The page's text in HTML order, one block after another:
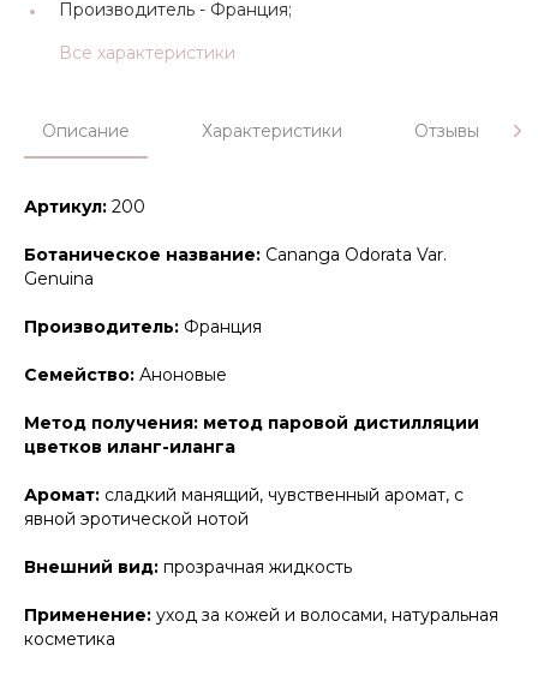
Производитель - Франция;
Все характеристики
Описание Характеристики Отзывы
Артикул: 200
Ботаническое название: Cananga Odorata Var.
Genuina
Производитель: Франция
Семейство: Аноновые
Метод получения: метод паровой дистилляции
цветков иланг-иланга
Аромат: сладкий манящий, чувственный аромат, с
явной эротической нотой
Внешний вид: прозрачная жидкость
Применение: уход за кожей и волосами, натуральная
косметика